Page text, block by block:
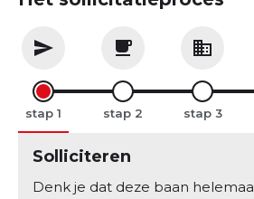
stap stap stap
Solliciteren
Denk je dat deze baan